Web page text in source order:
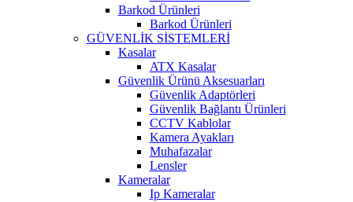
Barkod Ürünleri
Barkod Ürünleri
GÜVENLİK SİSTEMLERİ
Kasalar
ATX Kasalar
Güvenlik Ürünü Aksesuarları
Güvenlik Adaptörleri
Güvenlik Bağlantı Ürünleri
CCTV Kablolar
Kamera Ayakları
Muhafazalar
Lensler
Kameralar
Ip Kameralar